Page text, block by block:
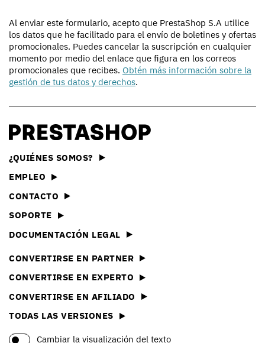
Al enviar este formulario, acepto que PrestaShop S.A utilice
los datos que he facilitado para el envío de boletines y ofertas
promocionales. Puedes cancelar la suscripción en cualquier
momento por medio del enlace que figura en los correos
promocionales que recibes. Obtén más información sobre la
gestión de tus datos y derechos.
¿QUIÉNES SOMOS?
EMPLEO
CONTACTO
SOPORTE
DOCUMENTACIÓN LEGAL
CONVERTIRSE EN PARTNER
CONVERTIRSE EN EXPERTO
CONVERTIRSE EN AFILIADO
TODAS LAS VERSIONES
Cambiar la visualización del texto